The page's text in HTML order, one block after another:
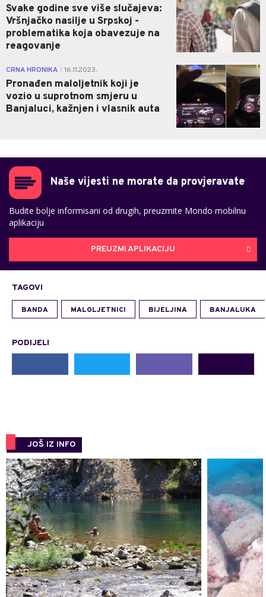
Svake godine sve više slučajeva:
Vršnjačko nasilje u Srpskoj -
problematika koja obavezuje na
reagovanje
CRNA HRONIKA 16.11.2023.
Pronađen maloljetnik koji je
vozio u suprotnom smjeru u
Banjaluci, kažnjen i vlasnik auta
1
Naše vijesti ne morate da provjeravate
Budite bolje informisani od drugih, preuzmite Mondo mobilnu
aplikaciju
PREUZMI APLIKACIJU
TAGOVI
BANDA MALOLJETNICI BIJELJINA BANJALUKA
PODIJELI
JOŠ IZ INFO
0